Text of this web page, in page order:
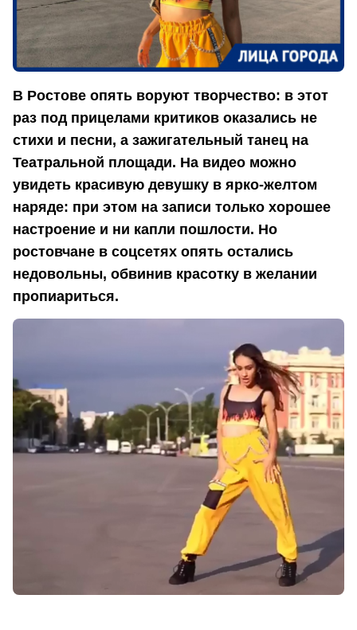
В Ростове опять воруют творчество: в этот
раз под прицелами критиков оказались не
стихи и песни, а зажигательный танец на
Театральной площади. На видео можно
увидеть красивую девушку в ярко-желтом
наряде: при этом на записи только хорошее
настроение и ни капли пошлости. Но
ростовчане в соцсетях опять остались
недовольны, обвинив красотку в желании
пропиариться.